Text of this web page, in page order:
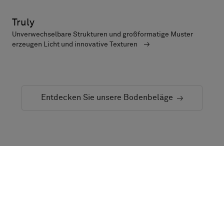
Truly
Unverwechselbare Strukturen und großformatige Muster
erzeugen Licht und innovative Texturen
Entdecken Sie unsere Bodenbeläge